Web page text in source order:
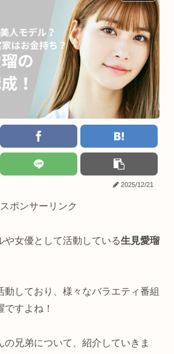
2025/12/21
スポンサーリンク
や女優として活動している生見愛瑠
動しており、様々なバラエティ番組
すよね！
の兄弟について、紹介していきま